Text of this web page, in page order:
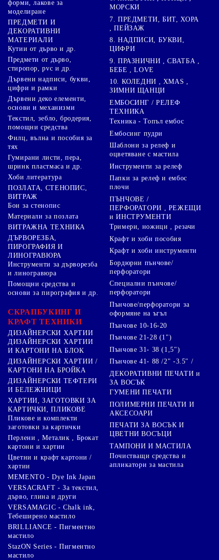
форми, лакове за
моделиране
ПРЕДМЕТИ И
ДЕКОРАТИВНИ
МАТЕРИАЛИ
Кутии от дърво и др.
Предмети от дърво,
стиропор, pvc и др.
Дървени надписи, букви,
цифри и рамки
Дървени деко елементи,
основи и механизми
Текстил, зебло, бродерия,
помощни средства
Филц, вълна и пособия за
тях
Гумирани листи, пера,
шринк пластмаса и др.
Хоби литература
ПОЗЛАТА, СТЕНОПИС,
ВИТРАЖ
Бои за стенопис
Материали за позлата
ВИТРАЖНА ТЕХНИКА
ДЪРВОРЕЗБА,
ПИРОГРАФИЯ И
ЛИНОГРАВЮРА
Инструменти за дърворезба
и линогравюра
Помощни средства и
основи за пирография и др.
СКРАПБУКИНГ И
КРАФТ ТЕХНИКИ
ДИЗАЙНЕРСКИ ХАРТИИ
ДИЗАЙНЕРСКИ ХАРТИИ
И КАРТОНИ НА БЛОК
ДИЗАЙНЕРСКИ ХАРТИИ /
КАРТОНИ НА БРОЙКА
ДИЗАЙНЕРСКИ ТЕФТЕРИ
И БЕЛЕЖНИЦИ
ХАРТИИ, ЗАГОТОВКИ ЗА
КАРТИЧКИ, ПЛИКОВЕ
Пликове и комплекти
заготовки за картички
Перлени , Металик , Брокат
картони и хартии
Цветни и крафт картони /
хартии
МОРСКИ
7. ПРЕДМЕТИ, БИТ, ХОРА
, ПЕЙЗАЖ
8. НАДПИСИ, БУКВИ,
ЦИФРИ
9. ПРАЗНИЧНИ , СВАТБА ,
БЕБЕ , LOVE
10. КОЛЕДНИ , XMAS ,
ЗИМНИ ЩАНЦИ
ЕМБОСИНГ / РЕЛЕФ
ТЕХНИКА
Техника - Топъл ембос
Ембосинг пудри
Шаблони за релеф и
оцветяване с мастила
Инструменти за релеф
Папки за релеф и ембос
плочи
ПЪНЧОВЕ /
ПЕРФОРАТОРИ , РЕЖЕЩИ
и ИНСТРУМЕНТИ
Тримери, ножици , резачи
Крафт и хоби пособия
Крафт и хоби инструменти
Бордюрни пънчове/
перфоратори
Специални пънчове/
перфоратори
Пънчове/перфоратори за
оформяне на ъгъл
Пънчове 10-16-20
Пънчове 21-28 (1")
Пънчове 31- 38 (1,5")
Пънчове 41- 88 /2" -3.5" /
ДЕКОРАТИВНИ ПЕЧАТИ и
ЗА ВОСЪК
ГУМЕНИ ПЕЧАТИ
ПОЛИМЕРНИ ПЕЧАТИ И
АКСЕСОАРИ
ПЕЧАТИ ЗА ВОСЪК И
ЦВЕТНИ ВОСЪЦИ
ТАМПОНИ И МАСТИЛА
Почистващи средства и
апликатори за мастила
MEMENTO - Dye Ink Japan
VERSACRAFT - За текстил,
дърво, глина и други
VERSAMAGIC - Chalk ink,
Тебеширено мастило
BRILLIANCE - Пигментно
мастило
StazON Series - Пигментно
мастило